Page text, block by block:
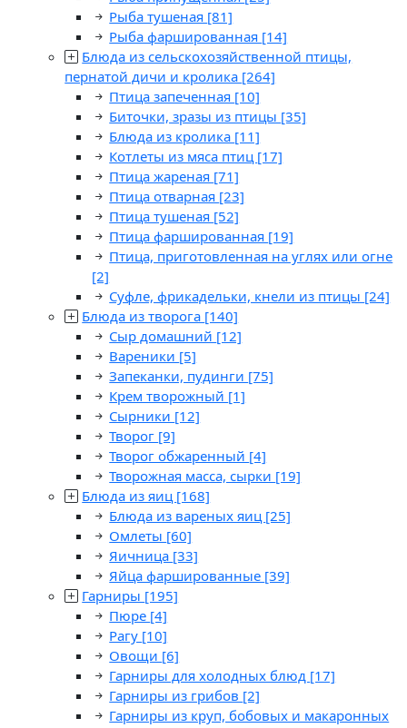
Рыба тушеная [81]
Рыба фаршированная [14]
Блюда из сельскохозяйственной птицы,
пернатой дичи и кролика [264]
Птица запеченная [10]
Биточки, зразы из птицы [35]
Блюда из кролика [11]
Котлеты из мяса птиц [17]
Птица жареная [71]
Птица отварная [23]
Птица тушеная [52]
Птица фаршированная [19]
Птица, приготовленная на углях или огне
[2]
Суфле, фрикадельки, кнели из птицы [24]
Блюда из творога [140]
Сыр домашний [12]
Вареники [5]
Запеканки, пудинги [75]
Крем творожный [1]
Сырники [12]
Творог [9]
Творог обжаренный [4]
Творожная масса, сырки [19]
Блюда из яиц [168]
Блюда из вареных яиц [25]
Омлеты [60]
Яичница [33]
Яйца фаршированные [39]
Гарниры [195]
Пюре [4]
Рагу [10]
Овощи [6]
Гарниры для холодных блюд [17]
Гарниры из грибов [2]
Гарниры из круп, бобовых и макаронных